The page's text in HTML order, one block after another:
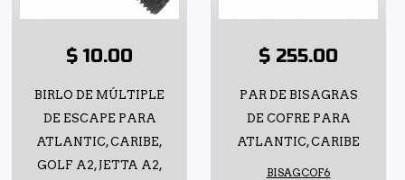
$ 10.00
BIRLO DE MÚLTIPLE
DE ESCAPE PARA
ATLANTIC, CARIBE,
GOLF A2, JETTA A2,
$ 255.00
PAR DE BISAGRAS
DE COFRE PARA
ATLANTIC, CARIBE
BISAGCOF6